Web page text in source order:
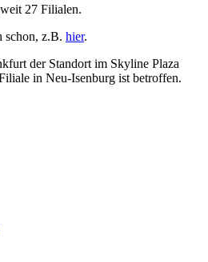
27 Filialen.
schon, z.B. hier.
der Standort im Skyline Plaza
in Neu-Isenburg ist betroffen.